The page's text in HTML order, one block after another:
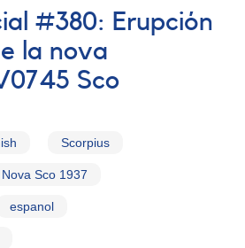
#380: Erupción
la nova
Sco
Scorpius
Nova Sco 1937
espanol